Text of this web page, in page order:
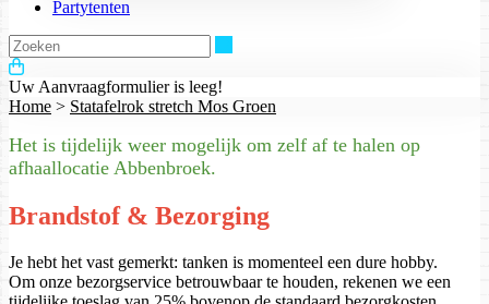
Partytenten
Uw Aanvraagformulier is leeg!
Home > Statafelrok stretch Mos Groen
Het is tijdelijk weer mogelijk om zelf af te halen op
afhaallocatie Abbenbroek.
Brandstof & Bezorging
Je hebt het vast gemerkt: tanken is momenteel een dure hobby.
Om onze bezorgservice betrouwbaar te houden, rekenen we een